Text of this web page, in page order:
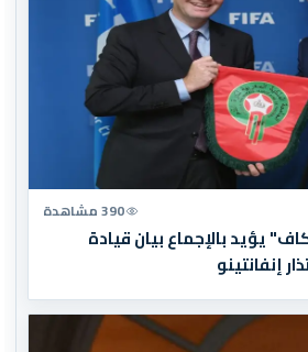
390 مشاهدة
يؤيد بالإجماع بيان قيادة
إنفانتينو